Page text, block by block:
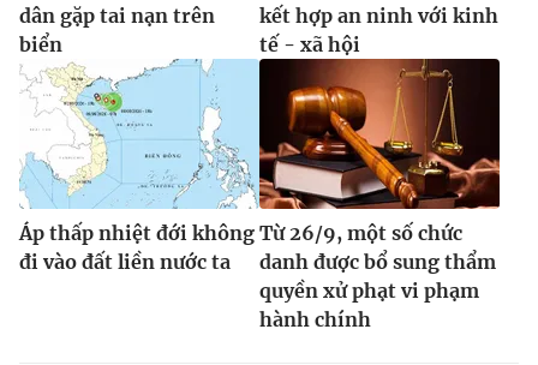
dân gặp tai nạn trên
biển
kết hợp an ninh với kinh
tế - xã hội
Áp thấp nhiệt đới không
đi vào đất liền nước ta
Từ 26/9, một số chức
danh được bổ sung thẩm
quyền xử phạt vi phạm
hành chính